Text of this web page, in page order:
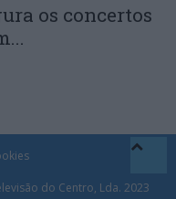
os concertos
do Centro, Lda. 2023